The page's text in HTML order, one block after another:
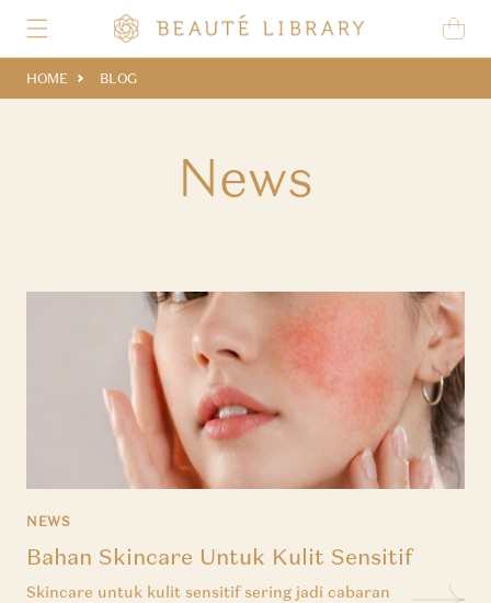
Skip to content
Cart
HOME BLOG
News
NEWS
Bahan Skincare Untuk Kulit Sensitif
Skincare untuk kulit sensitif sering jadi cabaran